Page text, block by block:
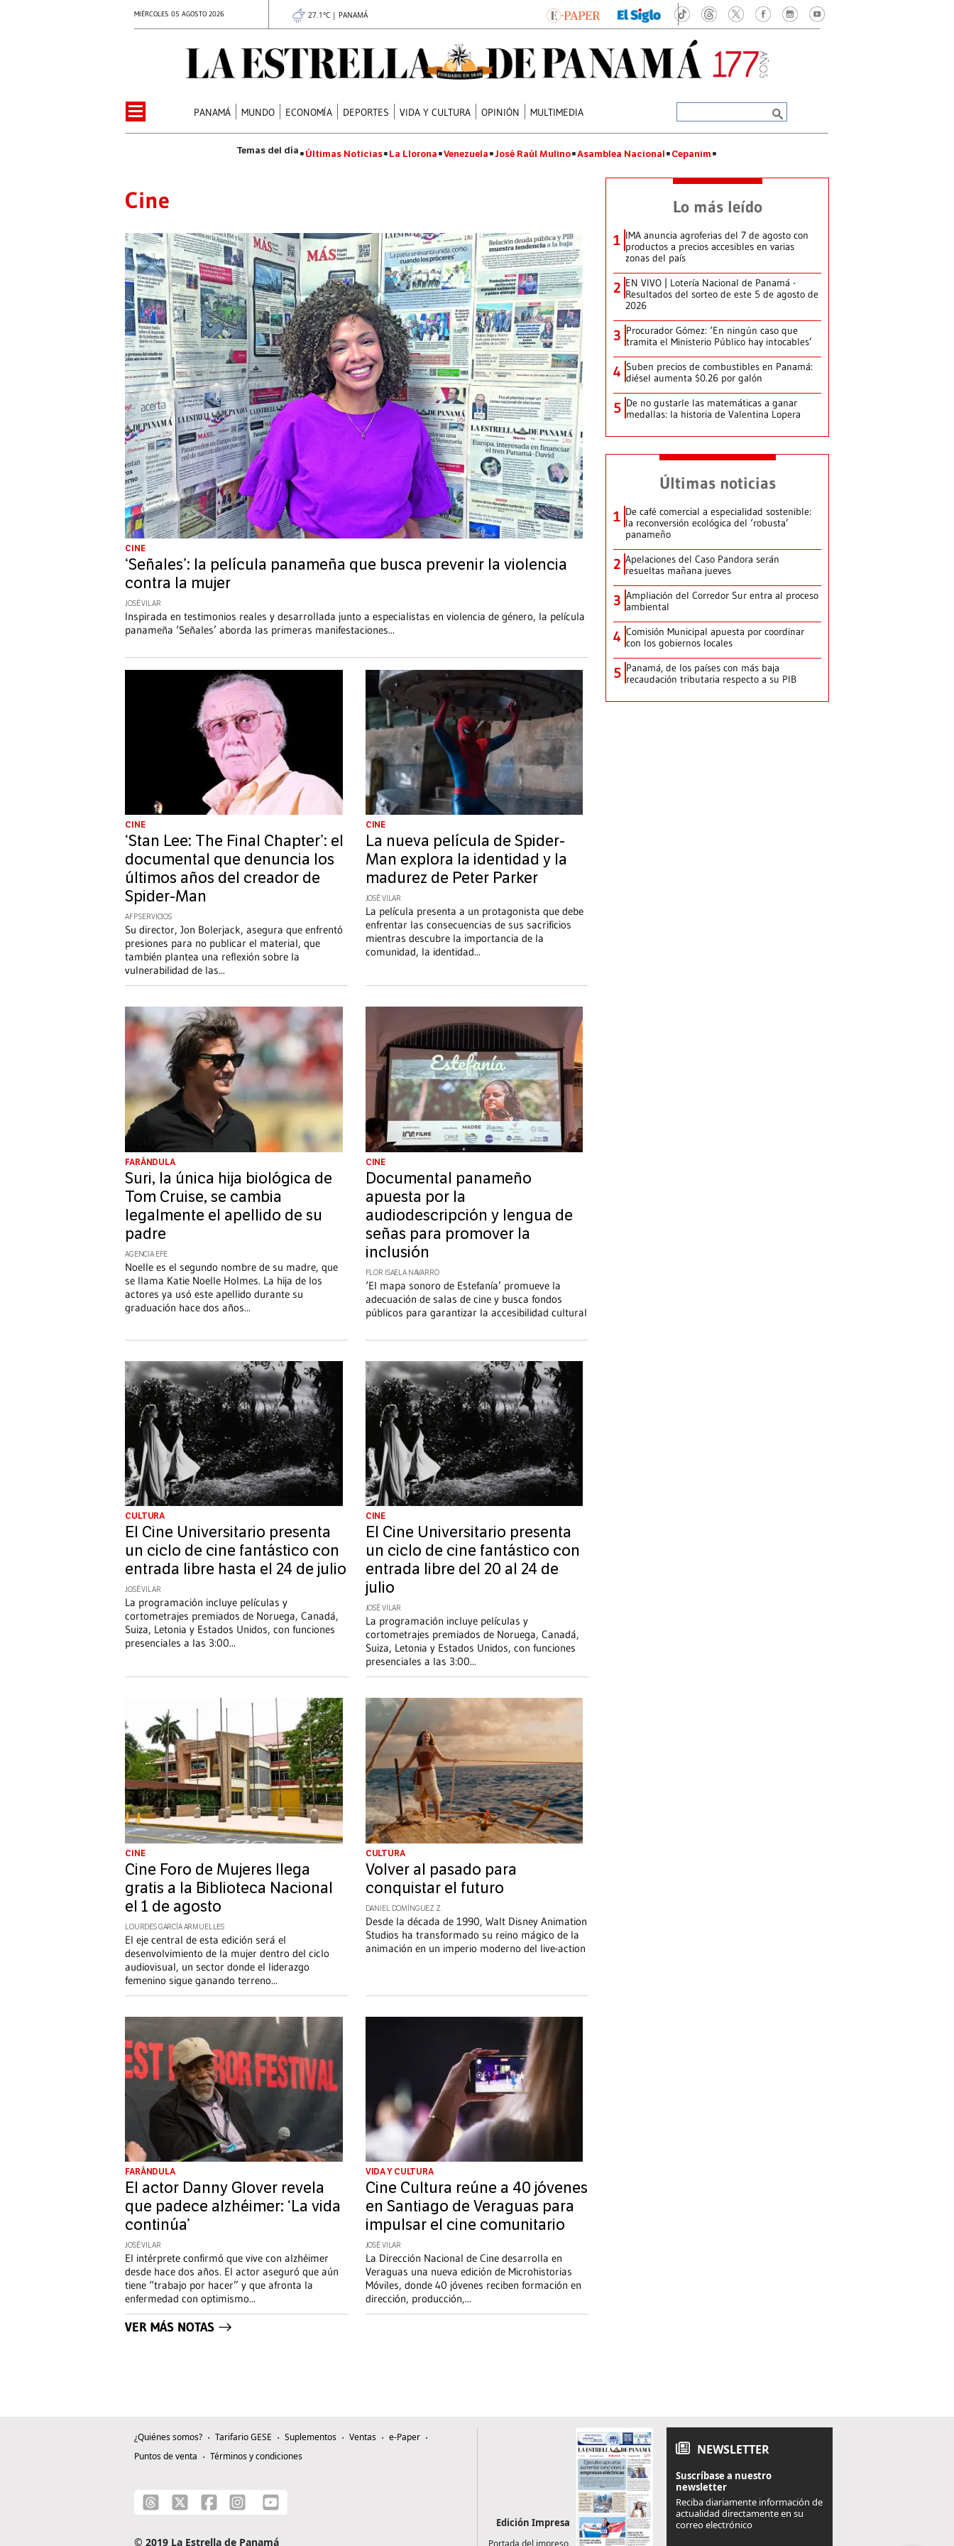
MIÉRCOLES 05 AGOSTO 2026 27.1°C | PANAMÁ
PANAMÁ MUNDO ECONOMÍA DEPORTES VIDA Y CULTURA OPINIÓN MULTIMEDIA
Últimas Noticias La Llorona Venezuela José Raúl Mulino Asamblea Nacional Cepanim
Cine
CINE
‘Señales’: la película panameña que busca prevenir la violencia
contra la mujer
JOSÉ VILAR
Inspirada en testimonios reales y desarrollada junto a especialistas en violencia de género, la película
panameña ‘Señales’ aborda las primeras manifestaciones...
CINE
‘Stan Lee: The Final Chapter’: el
documental que denuncia los
últimos años del creador de
Spider-Man
AFP SERVICIOS
Su director, Jon Bolerjack, asegura que enfrentó
presiones para no publicar el material, que
también plantea una reflexión sobre la
vulnerabilidad de las...
CINE
La nueva película de Spider-
Man explora la identidad y la
madurez de Peter Parker
JOSÉ VILAR
La película presenta a un protagonista que debe
enfrentar las consecuencias de sus sacrificios
mientras descubre la importancia de la
comunidad, la identidad...
FARÁNDULA
Suri, la única hija biológica de
Tom Cruise, se cambia
legalmente el apellido de su
padre
AGENCIA EFE
Noelle es el segundo nombre de su madre, que
se llama Katie Noelle Holmes. La hija de los
actores ya usó este apellido durante su
graduación hace dos años...
CINE
Documental panameño
apuesta por la
audiodescripción y lengua de
señas para promover la
inclusión
FLOR ISAELA NAVARRO
‘El mapa sonoro de Estefanía’ promueve la
adecuación de salas de cine y busca fondos
públicos para garantizar la accesibilidad cultural
CULTURA
El Cine Universitario presenta
un ciclo de cine fantástico con
entrada libre hasta el 24 de julio
JOSÉ VILAR
La programación incluye películas y
cortometrajes premiados de Noruega, Canadá,
Suiza, Letonia y Estados Unidos, con funciones
presenciales a las 3:00...
CINE
El Cine Universitario presenta
un ciclo de cine fantástico con
entrada libre del 20 al 24 de
julio
JOSÉ VILAR
La programación incluye películas y
cortometrajes premiados de Noruega, Canadá,
Suiza, Letonia y Estados Unidos, con funciones
presenciales a las 3:00...
CINE
Cine Foro de Mujeres llega
gratis a la Biblioteca Nacional
el 1 de agosto
LOURDES GARCÍA ARMUELLES
El eje central de esta edición será el
desenvolvimiento de la mujer dentro del ciclo
audiovisual, un sector donde el liderazgo
femenino sigue ganando terreno...
CULTURA
Volver al pasado para
conquistar el futuro
DANIEL DOMÍNGUEZ Z.
Desde la década de 1990, Walt Disney Animation
Studios ha transformado su reino mágico de la
animación en un imperio moderno del live-action
FARÁNDULA
El actor Danny Glover revela
que padece alzhéimer: ‘La vida
continúa’
JOSÉ VILAR
El intérprete confirmó que vive con alzhéimer
desde hace dos años. El actor aseguró que aún
tiene “trabajo por hacer” y que afronta la
enfermedad con optimismo...
VIDA Y CULTURA
Cine Cultura reúne a 40 jóvenes
en Santiago de Veraguas para
impulsar el cine comunitario
JOSÉ VILAR
La Dirección Nacional de Cine desarrolla en
Veraguas una nueva edición de Microhistorias
Móviles, donde 40 jóvenes reciben formación en
dirección, producción,...
VER MÁS NOTAS
Lo más leído
1 IMA anuncia agroferias del 7 de agosto con
productos a precios accesibles en varias
zonas del país
2 EN VIVO | Lotería Nacional de Panamá -
Resultados del sorteo de este 5 de agosto de
2026
3 Procurador Gómez: ‘En ningún caso que
tramita el Ministerio Público hay intocables’
4 Suben precios de combustibles en Panamá:
diésel aumenta $0.26 por galón
5 De no gustarle las matemáticas a ganar
medallas: la historia de Valentina Lopera
Últimas noticias
1 De café comercial a especialidad sostenible:
la reconversión ecológica del ‘robusta’
panameño
2 Apelaciones del Caso Pandora serán
resueltas mañana jueves
3 Ampliación del Corredor Sur entra al proceso
ambiental
4 Comisión Municipal apuesta por coordinar
con los gobiernos locales
5 Panamá, de los países con más baja
recaudación tributaria respecto a su PIB
¿Quiénes somos? Tarifario GESE Suplementos Ventas
e-Paper
Puntos de venta
Términos y condiciones
© 2019 La Estrella de Panamá
Edición Impresa
Portada del impreso
NEWSLETTER
Suscríbase a nuestro
newsletter
Reciba diariamente información de
actualidad directamente en su
correo electrónico